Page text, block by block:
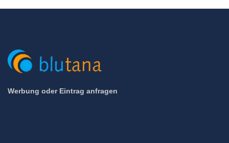
Werbung oder Eintrag anfragen